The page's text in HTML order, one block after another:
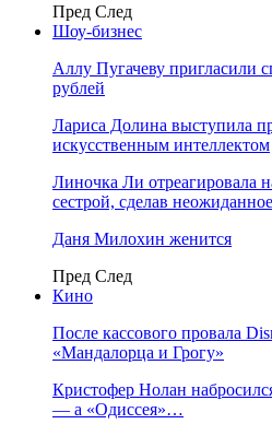
Пред След
Шоу-бизнес
Аллу Пугачеву пригласили
рублей
Лариса Долина выступила
искусственным интеллектом
Линочка Ли отреагировала
сестрой, сделав
Даня Милохин женится
Пред След
Кино
После кассового провала
«Мандалорца и Грогу»
Кристофер Нолан
— а «Одиссея»…